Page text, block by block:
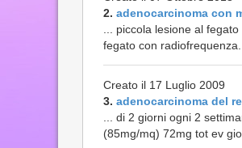
2. adenocarcinoma con
... piccola lesione al
fegato con
Creato il 17 Luglio 2009
3. adenocarcinoma del
... di 2 giorni ogni 2
(85mg/mq) 72mg tot ev